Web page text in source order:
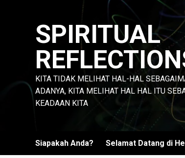
SPIRITUAL
KITA TIDAK MELIHAT HAL-HAL
ADANYA, KITA MELIHAT HAL HAL ITU
KEADAAN KITA
Siapakah Anda? Selamat Datang di